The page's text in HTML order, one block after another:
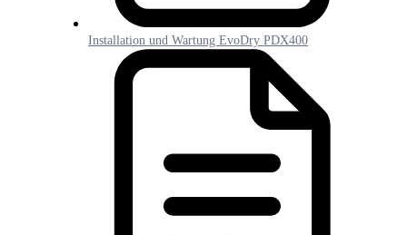
Installation und Wartung EvoDry PDX400